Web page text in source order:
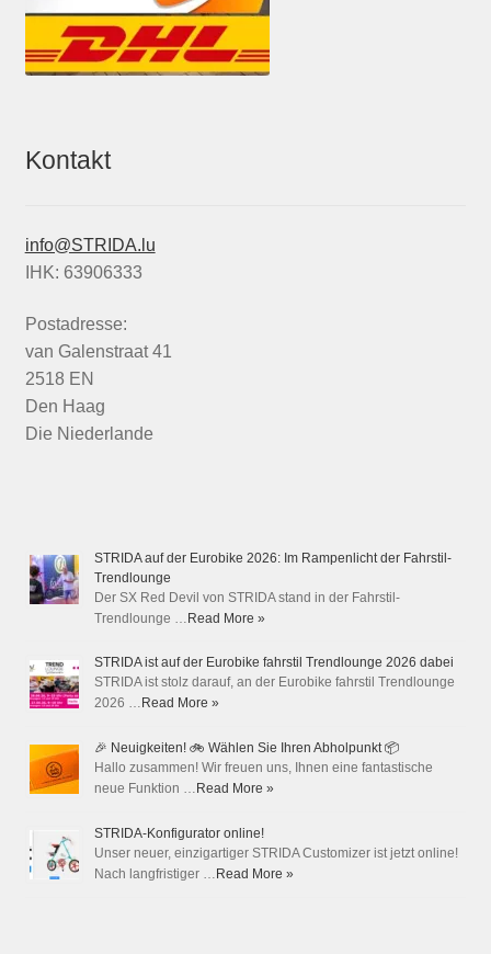
Kontakt
info@STRIDA.lu
IHK: 63906333
Postadresse:
van Galenstraat 41
2518 EN
Den Haag
Die Niederlande
STRIDA auf der Eurobike 2026: Im Rampenlicht der Fahrstil-
Trendlounge
Der SX Red Devil von STRIDA stand in der Fahrstil-
Trendlounge … Read More »
STRIDA ist auf der Eurobike fahrstil Trendlounge 2026 dabei
STRIDA ist stolz darauf, an der Eurobike fahrstil Trendlounge
2026 … Read More »
🎉 Neuigkeiten! 🚲 Wählen Sie Ihren Abholpunkt 📦
Hallo zusammen! Wir freuen uns, Ihnen eine fantastische
neue Funktion … Read More »
STRIDA-Konfigurator online!
Unser neuer, einzigartiger STRIDA Customizer ist jetzt online!
Nach langfristiger … Read More »